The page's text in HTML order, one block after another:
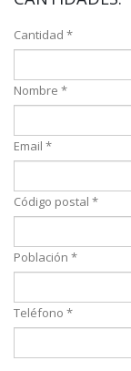
Cantidad *
Nombre *
Email *
Código postal *
Población *
Teléfono *